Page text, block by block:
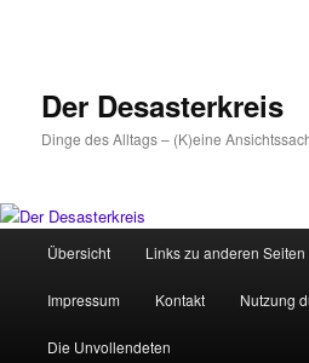
Der Desasterkreis
Dinge des Alltags – (K)eine
HauptmenüÜbersicht Links zu anderen Seiten
Impressum Kontakt Nutzung
Die Unvollendeten